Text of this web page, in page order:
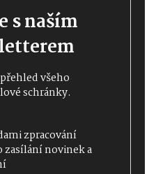
s naším
všeho
schránky.
zpracování
zasílání novinek a